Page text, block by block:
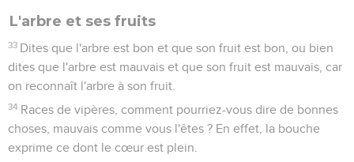
L'arbre et ses fruits
33 Dites que l'arbre est bon et que son fruit est bon, ou bien
dites que l'arbre est mauvais et que son fruit est mauvais, car
on reconnaît l'arbre à son fruit.
34 Races de vipères, comment pourriez-vous dire de bonnes
choses, mauvais comme vous l'êtes ? En effet, la bouche
exprime ce dont le cœur est plein.